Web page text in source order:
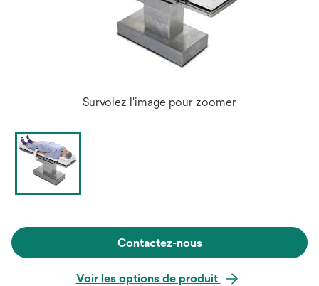
Survolez l'image pour zoomer
Contactez-nous
Voir les options de produit